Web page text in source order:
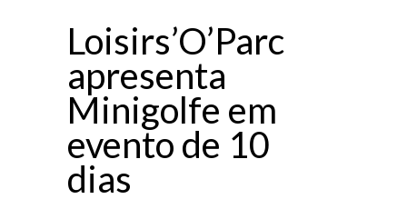
Loisirs’O’Parc
apresenta
Minigolfe em
evento de 10
dias